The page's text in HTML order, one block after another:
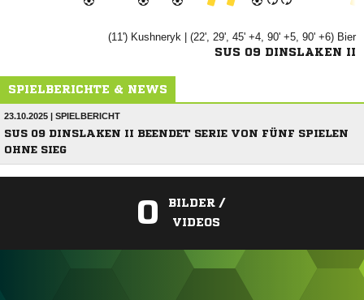
(11')  | (22', 29', 45' +4, 90' +5, 90' +6) 
SUS 09 DINSLAKEN II
SPIELBERICHTE & NEWS
23.10.2025 | SPIELBERICHT
SUS 09 DINSLAKEN II BEENDET SERIE VON FÜNF SPIELEN
OHNE SIEG
0
BILDER /
VIDEOS